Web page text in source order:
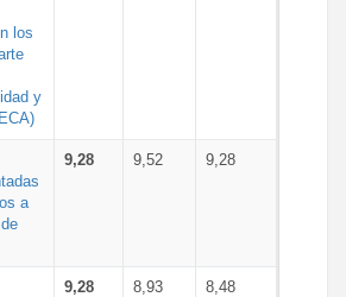
los
y
a
9,28 9,52 9,28
9,28 8,93 8,48